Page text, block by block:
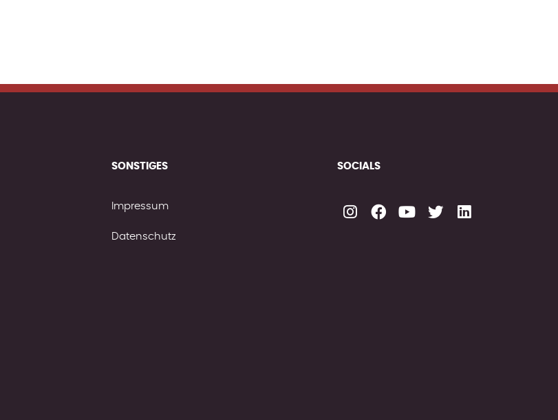
SONSTIGES
Impressum
Datenschutz
SOCIALS